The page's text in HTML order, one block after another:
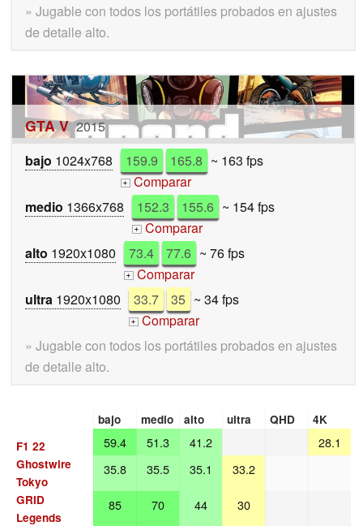
» Jugable con todos los portátiles probados en ajustes
de detalle alto.
GTA V 2015
bajo 1024x768 159.9 165.8 ~ 163 fps
+ Comparar
medio 1366x768 152.3 155.6 ~ 154 fps
+ Comparar
alto 1920x1080 73.4 77.6 ~ 76 fps
+ Comparar
ultra 1920x1080 33.7 35 ~ 34 fps
+ Comparar
» Jugable con todos los portátiles probados en ajustes
de detalle alto.
bajo medio alto ultra QHD
4K
F1 22
59.4 51.3 41.2 28.1
Ghostwire
Tokyo
35.8 35.5 35.1 33.2
GRID
Legends
85 70 44 30